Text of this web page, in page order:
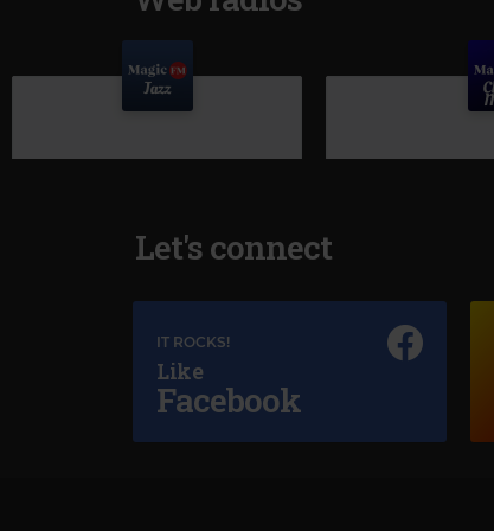
Magic Jazz
Let's connect
IT ROCKS!
Like
Facebook